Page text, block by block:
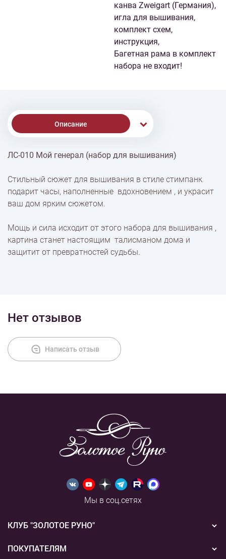
канва Zweigart (Германия),
игла для вышивания,
комплект схем,
инструкция,
Багетная рама в комплект
набора не входит!
Описание
Доставка
Оплата
ЛС-010 Мой генерал (набор для вышивания)
Стильный сюжет для вышивания в стиле стимпанк
подарит часы, наполненные вдохновением , и украсит
ваш дом ярким сюжетом.
Мощь и сила исходит от этого набора для вышивания ,
картина станет настоящим талисманом дома и
защитит от превратностей судьбы.
Нет отзывов
Написать отзыв
Мы в соц.сетях
КЛУБ "ЗОЛОТОЕ РУНО"
Новости
ПОКУПАТЕЛЯМ